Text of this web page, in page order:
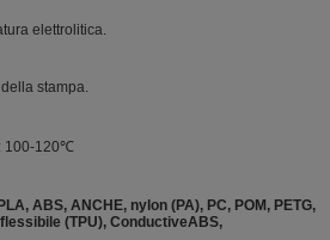
elettrolitica.
stampa.
100-120℃
ABS, ANCHE, nylon (PA), PC, POM, PETG,
(TPU), ConductiveABS,